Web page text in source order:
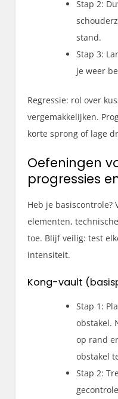
Stap 2:
stand.
Stap 3:
je weer
Regressie: rol over
vergemakkelijken.
korte sprong of lage
Oefeningen
progressies
Heb je basiscontrole?
elementen,
toe. Blijf veilig: test
intensiteit.
Kong-vault
Stap 1:
obstakel.
op rand
obstakel
Stap 2: